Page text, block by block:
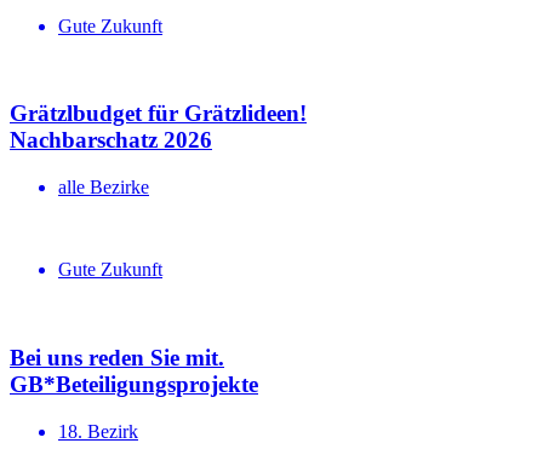
Gute Zukunft
Grätzlbudget für Grätzlideen!
Nachbar­schatz 2026
alle Bezirke
Gute Zukunft
Bei uns reden Sie mit.
GB*Betei­li­gungs­projekte
18. Bezirk